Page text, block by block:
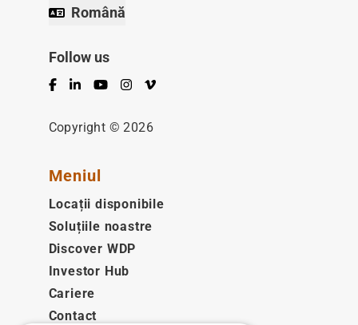
Română
Follow us
Facebook
LinkedInYouTubeInstagram
Vimeo
Copyright © 2026
Meniul
Locații disponibile
Soluțiile noastre
Discover WDP
Investor Hub
Cariere
Contact